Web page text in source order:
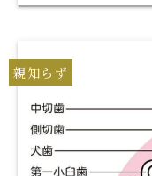
親知らず